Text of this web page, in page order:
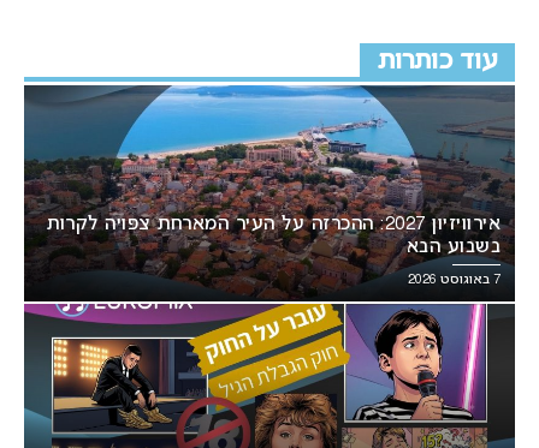
עוד כותרות
אירוויזיון 2027: ההכרזה על העיר המארחת צפויה לקרות
בשבוע הבא
7 באוגוסט 2026